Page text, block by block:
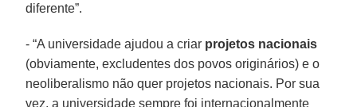
diferente”.
- “A universidade ajudou a criar projetos nacionais
(obviamente, excludentes dos povos originários) e o
neoliberalismo não quer projetos nacionais. Por sua
vez, a universidade sempre foi internacionalmente